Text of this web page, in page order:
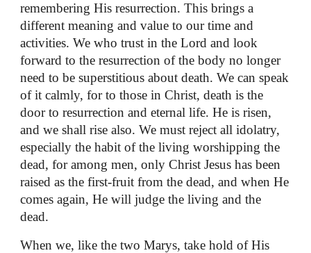
remembering His resurrection. This brings a
different meaning and value to our time and
activities. We who trust in the Lord and look
forward to the resurrection of the body no longer
need to be superstitious about death. We can speak
of it calmly, for to those in Christ, death is the
door to resurrection and eternal life. He is risen,
and we shall rise also. We must reject all idolatry,
especially the habit of the living worshipping the
dead, for among men, only Christ Jesus has been
raised as the first-fruit from the dead, and when He
comes again, He will judge the living and the
dead.
When we, like the two Marys, take hold of His